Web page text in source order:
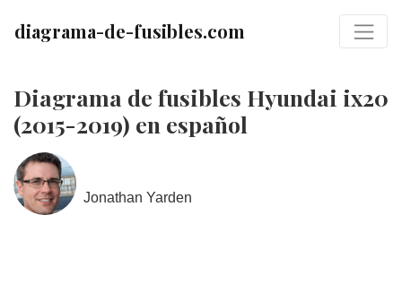
diagrama-de-fusibles.com
Diagrama de fusibles Hyundai ix20
(2015-2019) en español
Jonathan Yarden